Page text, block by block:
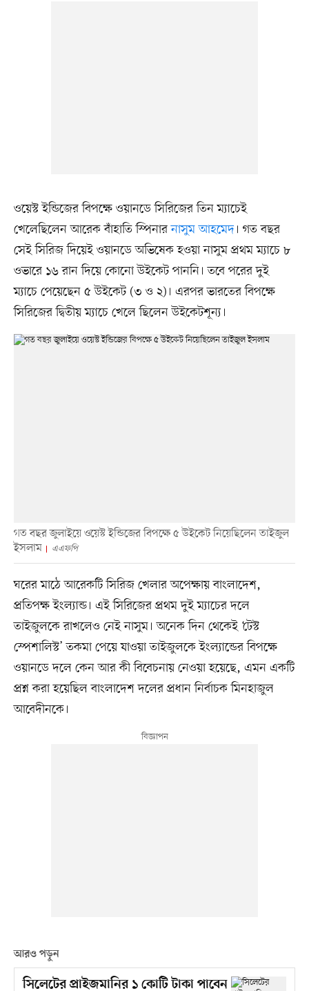
ওয়েস্ট ইন্ডিজের বিপক্ষে ওয়ানডে সিরিজের তিন ম্যাচেই
খেলেছিলেন আরেক বাঁহাতি স্পিনারনাসুম আহমেদ। গত বছর
সেই সিরিজ দিয়েই ওয়ানডে অভিষেক হওয়া নাসুম প্রথম ম্যাচে ৮
ওভারে ১৬ রান দিয়ে কোনো উইকেট পাননি। তবে পরের দুই
ম্যাচে পেয়েছেন ৫ উইকেট (৩ ও ২)। এরপর ভারতের বিপক্ষে
সিরিজের দ্বিতীয় ম্যাচে খেলে ছিলেন উইকেটশূন্য।
গত বছর জুলাইয়ে ওয়েস্ট ইন্ডিজের বিপক্ষে ৫ উইকেট নিয়েছিলেন তাইজুল
ইসলাম
এএফপি
ঘরের মাঠে আরেকটি সিরিজ খেলার অপেক্ষায় বাংলাদেশ,
প্রতিপক্ষ ইংল্যান্ড। এই সিরিজের প্রথম দুই ম্যাচের দলে
তাইজুলকে রাখলেও নেই নাসুম। অনেক দিন থেকেই ‘টেস্ট
স্পেশালিস্ট’ তকমা পেয়ে যাওয়া তাইজুলকে ইংল্যান্ডের বিপক্ষে
ওয়ানডে দলে কেন আর কী বিবেচনায় নেওয়া হয়েছে, এমন একটি
প্রশ্ন করা হয়েছিল বাংলাদেশ দলের প্রধান নির্বাচক মিনহাজুল
আবেদীনকে।
আরও পড়ুন
সিলেটের প্রাইজমানির ১ কোটি টাকা পাবেন